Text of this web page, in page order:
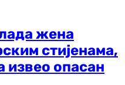
жена
стијенама,
извео опасан